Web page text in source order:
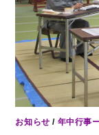
お知らせ / 年中行事